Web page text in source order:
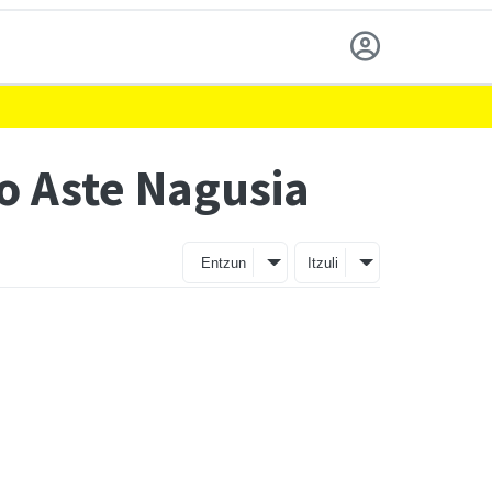
Aste Nagusia
Entzun Itzuli